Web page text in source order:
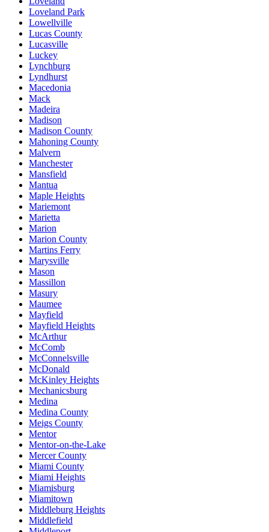
Loveland Park
Lowellville
Lucas County
Lucasville
Luckey
Lynchburg
Lyndhurst
Macedonia
Mack
Madeira
Madison
Madison County
Mahoning County
Malvern
Manchester
Mansfield
Mantua
Maple Heights
Mariemont
Marietta
Marion
Marion County
Martins Ferry
Marysville
Mason
Massillon
Masury
Maumee
Mayfield
Mayfield Heights
McArthur
McComb
McConnelsville
McDonald
McKinley Heights
Mechanicsburg
Medina
Medina County
Meigs County
Mentor
Mentor-on-the-Lake
Mercer County
Miami County
Miami Heights
Miamisburg
Miamitown
Middleburg Heights
Middlefield